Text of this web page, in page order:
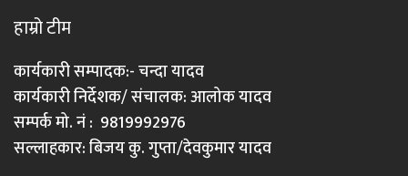
हाम्रो टीम
कार्यकारी सम्पादक:- चन्दा यादव
कार्यकारी निर्देशक/ संचालक: आलोक यादव
सम्पर्क मो. नं : 9819992976
सल्लाहकार: बिजय कु. गुप्ता/देवकुमार यादव